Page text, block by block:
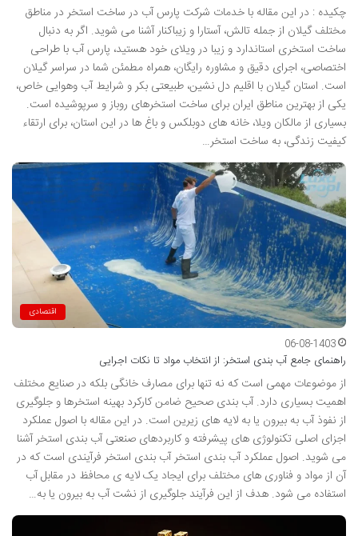
چکیده : در این مقاله با خدمات شرکت پارس آب در ساخت استخر در مناطق
مختلف گیلان از جمله تالش، آستارا و زیباکنار آشنا می شوید. اگر به دنبال
ساخت استخری استاندارد و زیبا در ویلای خود هستید، پارس آب با طراحی
اختصاصی، اجرای دقیق و مشاوره رایگان، همراه مطمئن شما در سراسر گیلان
است. استان گیلان با اقلیم دل نشین، طبیعتی بکر و شرایط آب وهوایی خاص،
یکی از بهترین مناطق ایران برای ساخت استخرهای روباز و سرپوشیده است.
بسیاری از مالکان ویلا، خانه های دوبلکس و باغ ها در این استان، برای ارتقاء
کیفیت زندگی، به ساخت استخر…
اقتصادی
06-08-1403
راهنمای جامع آب بندی استخر: از انتخاب مواد تا نکات اجرایی
از موضوعات مهمی است که نه تنها برای مصارف خانگی بلکه در صنایع مختلف
اهمیت بسیاری دارد. آب بندی صحیح ضامن کارکرد بهینه استخرها و جلوگیری
از نفوذ آب به بیرون یا به لایه های زیرین است. در این مقاله با اصول عملکرد
اجزای اصلی تکنولوژی های پیشرفته و کاربردهای صنعتی آب بندی استخر آشنا
می شوید. اصول عملکرد آب بندی استخر آب بندی استخر فرآیندی است که در
آن از مواد و فناوری های مختلف برای ایجاد یک لایه ی محافظ در مقابل آب
استفاده می شود. هدف از این فرآیند جلوگیری از نشت آب به بیرون یا به…